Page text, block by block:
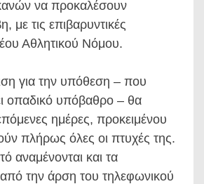
να προκαλέσουν
με τις επιβαρυντικές
Αθλητικού Νόμου.
για την υπόθεση – που
οπαδικό υπόβαθρο – θα
ημέρες, προκειμένου
πλήρως όλες οι πτυχές της.
αναμένονται και τα
την άρση του τηλεφωνικού